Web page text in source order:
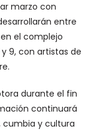
marzo con
entre
el complejo
9, con artistas de
durante el fin
continuará
cumbia y cultura